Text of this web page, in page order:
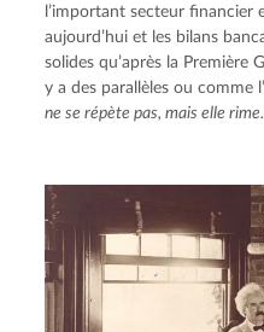
l’important secteur
aujourd’hui et les bilans
solides qu’après la Première
y a des parallèles ou comme
ne se répète pas, mais elle